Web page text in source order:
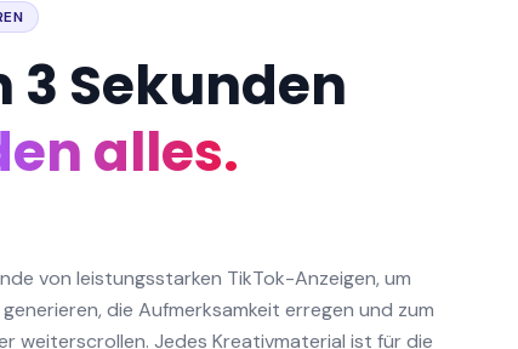
3 Sekunden
alles.
von leistungsstarken TikTok-Anzeigen, um
die Aufmerksamkeit erregen und zum
weiterscrollen. Jedes Kreativmaterial ist für die